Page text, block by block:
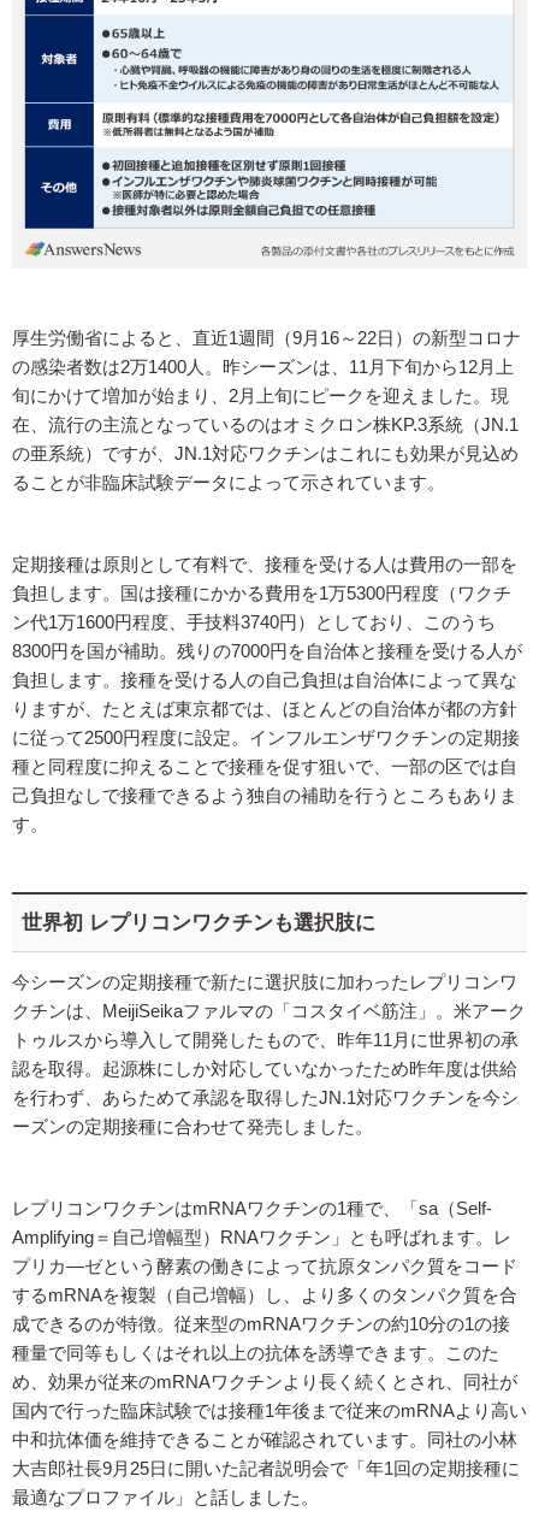
厚生労働省によると、直近1週間（9月16～22日）の新型コロナ
の感染者数は2万1400人。昨シーズンは、11月下旬から12月上
旬にかけて増加が始まり、2月上旬にピークを迎えました。現
在、流行の主流となっているのはオミクロン株KP.3系統（JN.1
の亜系統）ですが、JN.1対応ワクチンはこれにも効果が見込め
ることが非臨床試験データによって示されています。
定期接種は原則として有料で、接種を受ける人は費用の一部を
負担します。国は接種にかかる費用を1万5300円程度（ワクチ
ン代1万1600円程度、手技料3740円）としており、このうち
8300円を国が補助。残りの7000円を自治体と接種を受ける人が
負担します。接種を受ける人の自己負担は自治体によって異な
りますが、たとえば東京都では、ほとんどの自治体が都の方針
に従って2500円程度に設定。インフルエンザワクチンの定期接
種と同程度に抑えることで接種を促す狙いで、一部の区では自
己負担なしで接種できるよう独自の補助を行うところもありま
す。
世界初 レプリコンワクチンも選択肢に
今シーズンの定期接種で新たに選択肢に加わったレプリコンワ
クチンは、MeijiSeikaファルマの「コスタイベ筋注」。米アーク
トゥルスから導入して開発したもので、昨年11月に世界初の承
認を取得。起源株にしか対応していなかったため昨年度は供給
を行わず、あらためて承認を取得したJN.1対応ワクチンを今シ
ーズンの定期接種に合わせて発売しました。
レプリコンワクチンはmRNAワクチンの1種で、「sa（Self-
Amplifying＝自己増幅型）RNAワクチン」とも呼ばれます。レ
プリカ―ゼという酵素の働きによって抗原タンパク質をコード
するmRNAを複製（自己増幅）し、より多くのタンパク質を合
成できるのが特徴。従来型のmRNAワクチンの約10分の1の接
種量で同等もしくはそれ以上の抗体を誘導できます。このた
め、効果が従来のmRNAワクチンより長く続くとされ、同社が
国内で行った臨床試験では接種1年後まで従来のmRNAより高い
中和抗体価を維持できることが確認されています。同社の小林
大吉郎社長9月25日に開いた記者説明会で「年1回の定期接種に
最適なプロファイル」と話しました。